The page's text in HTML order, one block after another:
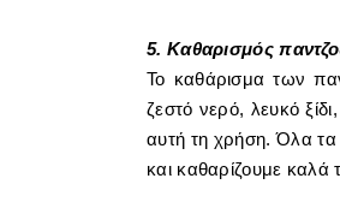
5. Καθαρισμός
Το καθάρισμα των
ζεστό νερό, λευκό
αυτή τη χρήση. Όλα
και καθαρίζουμε καλά